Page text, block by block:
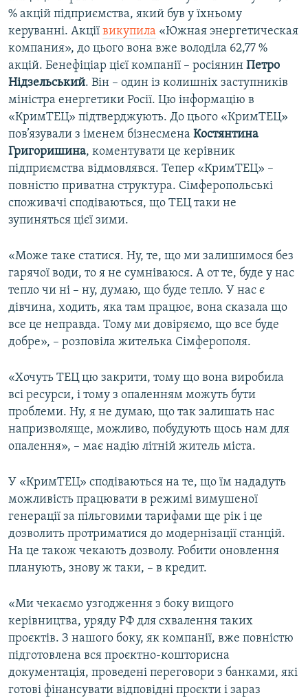
% акцій підприємства, який був у їхньому
керуванні. Акції викупила «Южная энергетическая
компания», до цього вона вже володіла 62,77 %
акцій. Бенефіціар цієї компанії – росіянин Петро
Нідзельський. Він – один із колишніх заступників
міністра енергетики Росії. Цю інформацію в
«КримТЕЦ» підтверджують. До цього «КримТЕЦ»
пов’язували з іменем бізнесмена Костянтина
Григоришина, коментувати це керівник
підприємства відмовлявся. Тепер «КримТЕЦ» –
повністю приватна структура. Сімферопольські
споживачі сподіваються, що ТЕЦ таки не
зупиняться цієї зими.
«Може таке статися. Ну, те, що ми залишимося без
гарячої води, то я не сумніваюся. А от те, буде у нас
тепло чи ні – ну, думаю, що буде тепло. У нас є
дівчина, ходить, яка там працює, вона сказала що
все це неправда. Тому ми довіряємо, що все буде
добре», – розповіла жителька Сімферополя.
«Хочуть ТЕЦ цю закрити, тому що вона виробила
всі ресурси, і тому з опаленням можуть бути
проблеми. Ну, я не думаю, що так залишать нас
напризволяще, можливо, побудують щось нам для
опалення», – має надію літній житель міста.
У «КримТЕЦ» сподіваються на те, що їм нададуть
можливість працювати в режимі вимушеної
генерації за пільговими тарифами ще рік і це
дозволить протриматися до модернізації станцій.
На це також чекають дозволу. Робити оновлення
планують, знову ж таки, – в кредит.
«Ми чекаємо узгодження з боку вищого
керівництва, уряду РФ для схвалення таких
проєктів. З нашого боку, як компанії, вже повністю
підготовлена вся проєктно-кошторисна
документація, проведені переговори з банками, які
готові фінансувати відповідні проєкти і зараз